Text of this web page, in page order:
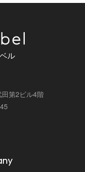
ル
第2ビル4階